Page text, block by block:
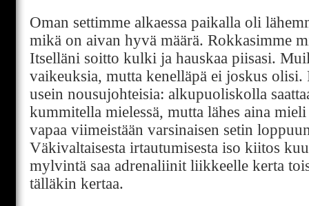
Oman settimme alkaessa paikalla oli
mikä on aivan hyvä määrä. Rokkasimme
Itselläni soitto kulki ja hauskaa piisasi.
vaikeuksia, mutta kenelläpä ei joskus olisi.
usein nousujohteisia: alkupuoliskolla
kummitella mielessä, mutta lähes aina
vapaa viimeistään varsinaisen setin
Väkivaltaisesta irtautumisesta iso kiitos
mylvintä saa adrenaliinit liikkeelle kerta
tälläkin kertaa.